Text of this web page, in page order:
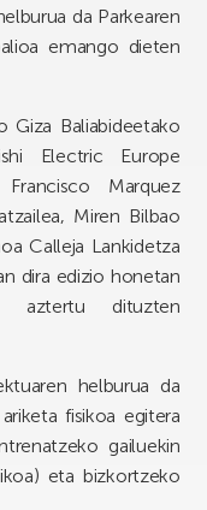
da Parkearen
emango dieten
Giza Baliabideetako
Electric Europe
Marquez
Miren Bilbao
Calleja Lankidetza
dira edizio honetan
aztertu dituzten
helburua da
fisikoa egitera
gailuekin
eta bizkortzeko